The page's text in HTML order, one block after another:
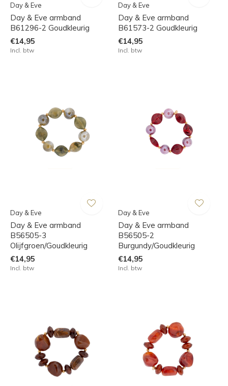
Day & Eve
Day & Eve armband
B61296-2 Goudkleurig
€14,95
Incl. btw
Day & Eve
Day & Eve armband
B61573-2 Goudkleurig
€14,95
Incl. btw
Day & Eve
Day & Eve armband
B56505-3
Olijfgroen/Goudkleurig
€14,95
Incl. btw
Day & Eve
Day & Eve armband
B56505-2
Burgundy/Goudkleurig
€14,95
Incl. btw